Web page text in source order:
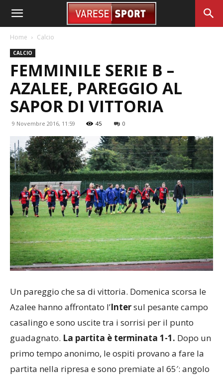
Home Calcio
CALCIO
FEMMINILE SERIE B –
AZALEE, PAREGGIO AL
SAPOR DI VITTORIA
9 Novembre 2016, 11:59 45 0
Un pareggio che sa di vittoria. Domenica scorsa le
Azalee hanno affrontato l’Intersul pesante campo
casalingo e sono uscite tra i sorrisi per il punto
guadagnato. La partita è terminata 1-1. Dopo un
primo tempo anonimo, le ospiti provano a fare la
partita nella ripresa e sono premiate al 65′: angolo